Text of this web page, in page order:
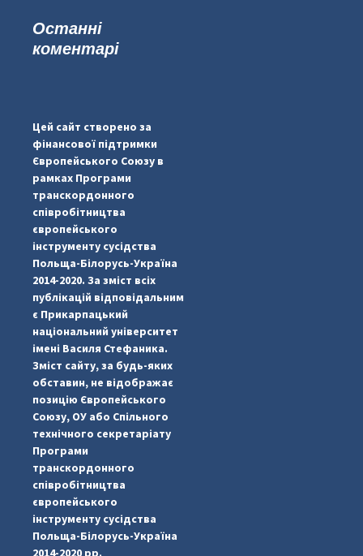
#PipIvanToday
Останні
коментарі
Цей сайт створено за
фінансової підтримки
Європейського Союзу в
рамках Програми
транскордонного
співробітництва
європейського
інструменту сусідства
Польща-Білорусь-Україна
2014-2020. За зміст всіх
публікацій відповідальним
є Прикарпацький
національний університет
імені Василя Стефаника.
Зміст сайту, за будь-яких
обставин, не відображає
позицію Європейського
Союзу, ОУ або Спільного
технічного секретаріату
Програми
транскордонного
співробітництва
європейського
інструменту сусідства
Польща-Білорусь-Україна
2014-2020 рр.